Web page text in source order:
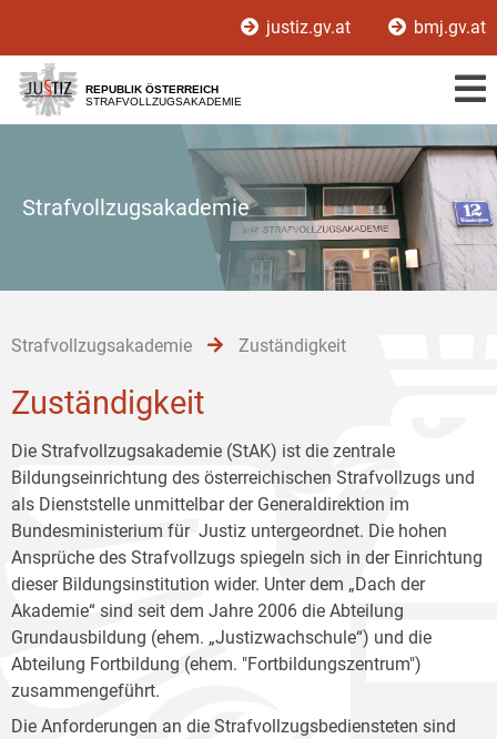
[1]
[2]
[3]
justiz.gv.at bmj.gv.at
REPUBLIK ÖSTERREICH
STRAFVOLLZUGSAKADEMIE
Strafvollzugsakademie
Strafvollzugsakademie Zuständigkeit
Zuständigkeit
Die Strafvollzugsakademie (StAK) ist die zentrale
Bildungseinrichtung des österreichischen Strafvollzugs und
als Dienststelle unmittelbar der Generaldirektion im
Bundesministerium für Justiz untergeordnet. Die hohen
Ansprüche des Strafvollzugs spiegeln sich in der Einrichtung
dieser Bildungsinstitution wider. Unter dem „Dach der
Akademie“ sind seit dem Jahre 2006 die Abteilung
Grundausbildung (ehem. „Justizwachschule“) und die
Abteilung Fortbildung (ehem. "Fortbildungszentrum")
zusammengeführt.
Die Anforderungen an die Strafvollzugsbediensteten sind